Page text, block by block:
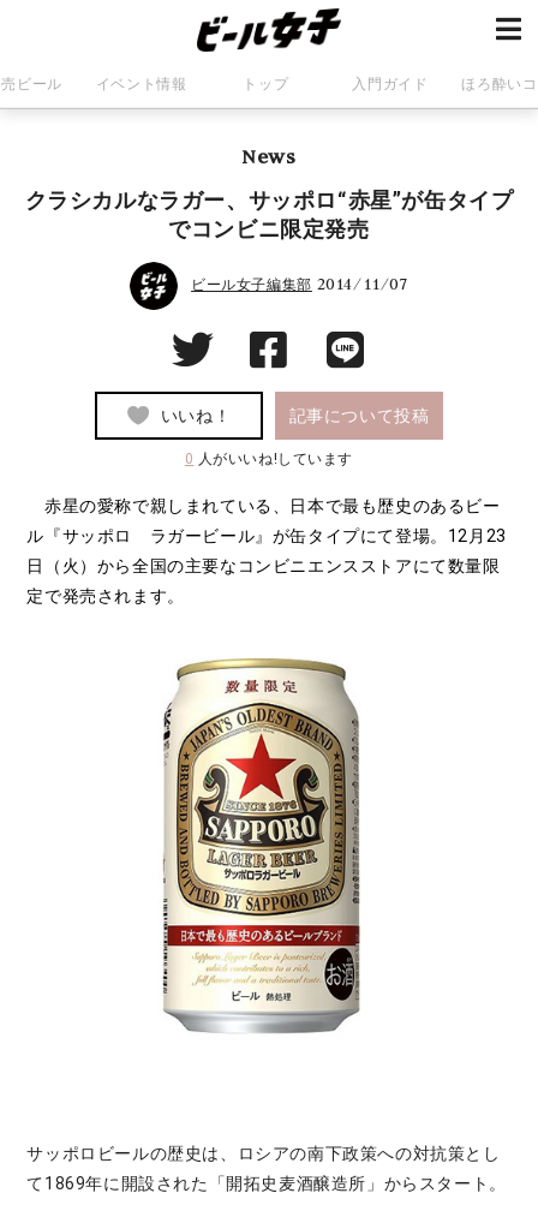
ビール イベント情報 トップ 入門ガイド ほろ酔い
News
クラシカルなラガー、サッポロ“赤星”が缶タイプ
でコンビニ限定発売
ビール女子編集部 2014/11/07
いいね！ 記事について投稿
0 人がいいね!しています
赤星の愛称で親しまれている、日本で最も歴史のあるビー
ル『サッポロ ラガービール』が缶タイプにて登場。12月23
日（火）から全国の主要なコンビニエンスストアにて数量限
定で発売されます。
サッポロビールの歴史は、ロシアの南下政策への対抗策とし
て1869年に開設された「開拓史麦酒醸造所」からスタート。